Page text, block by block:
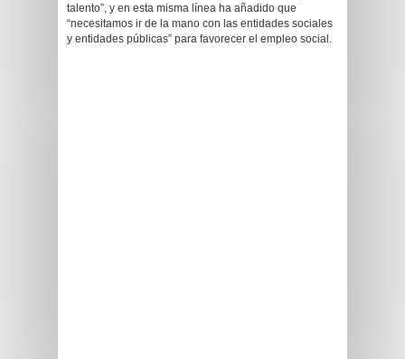
talento”, y en esta misma línea ha añadido que
“necesitamos ir de la mano con las entidades sociales
y entidades públicas” para favorecer el empleo social.